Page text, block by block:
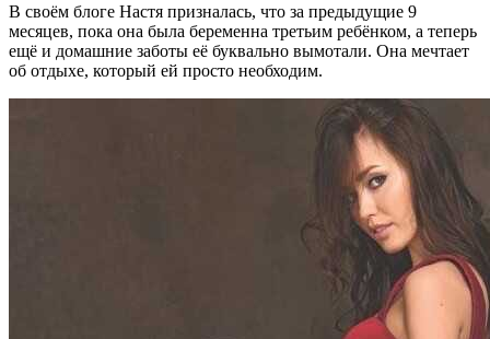
В своём блоге Настя призналась, что за предыдущие 9
месяцев, пока она была беременна третьим ребёнком, а теперь
ещё и домашние заботы её буквально вымотали. Она мечтает
об отдыхе, который ей просто необходим.